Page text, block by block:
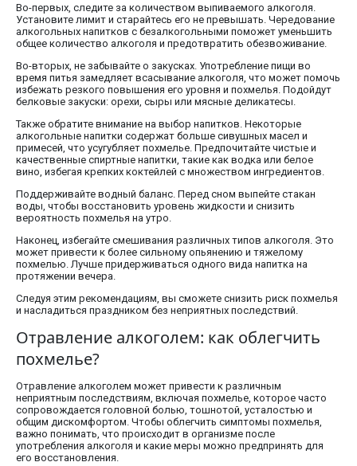
Во-первых, следите за количеством выпиваемого алкоголя.
Установите лимит и старайтесь его не превышать. Чередование
алкогольных напитков с безалкогольными поможет уменьшить
общее количество алкоголя и предотвратить обезвоживание.
Во-вторых, не забывайте о закусках. Употребление пищи во
время питья замедляет всасывание алкоголя, что может помочь
избежать резкого повышения его уровня и похмелья. Подойдут
белковые закуски: орехи, сыры или мясные деликатесы.
Также обратите внимание на выбор напитков. Некоторые
алкогольные напитки содержат больше сивушных масел и
примесей, что усугубляет похмелье. Предпочитайте чистые и
качественные спиртные напитки, такие как водка или белое
вино, избегая крепких коктейлей с множеством ингредиентов.
Поддерживайте водный баланс. Перед сном выпейте стакан
воды, чтобы восстановить уровень жидкости и снизить
вероятность похмелья на утро.
Наконец, избегайте смешивания различных типов алкоголя. Это
может привести к более сильному опьянению и тяжелому
похмелью. Лучше придерживаться одного вида напитка на
протяжении вечера.
Следуя этим рекомендациям, вы сможете снизить риск похмелья
и насладиться праздником без неприятных последствий.
Отравление алкоголем: как облегчить
похмелье?
Отравление алкоголем может привести к различным
неприятным последствиям, включая похмелье, которое часто
сопровождается головной болью, тошнотой, усталостью и
общим дискомфортом. Чтобы облегчить симптомы похмелья,
важно понимать, что происходит в организме после
употребления алкоголя и какие меры можно предпринять для
его восстановления.